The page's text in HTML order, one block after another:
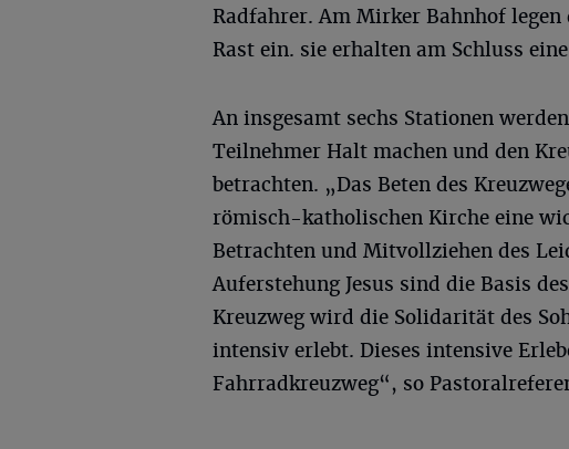
Radfahrer. Am Mirker Bahnhof
Rast ein. sie erhalten am Schluss
An insgesamt sechs Stationen
Teilnehmer Halt machen und den
betrachten. „Das Beten des
römisch-katholischen Kirche eine
Betrachten und Mitvollziehen des
Auferstehung Jesus sind die Basis
Kreuzweg wird die Solidarität des
intensiv erlebt. Dieses intensive
Fahrradkreuzweg“, so